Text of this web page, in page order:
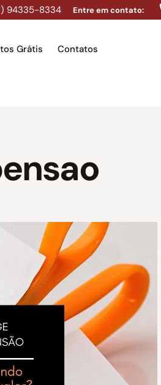
94335-8334 Entre em contato:
Grátis Contatos